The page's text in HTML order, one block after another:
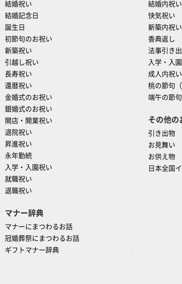
結婚祝い
結婚記念日
誕生日
初節句のお祝い
新築祝い
引越し祝い
長寿祝い
還暦祝い
金婚式のお祝い
銀婚式のお祝い
開店・開業祝い
退院祝い
昇進祝い
永年勤続
入学・入園祝い
就職祝い
退職祝い
マナー辞典
マナーにまつわるお話
冠婚葬祭にまつわるお話
ギフトマナー辞典
結婚内祝い
快気祝い
新築内祝い
香典返し
法事引き
入学・入
成人内祝い
桃の節句（
端午の節句
その他の
引き出物
お見舞い
お供え物
日本全国